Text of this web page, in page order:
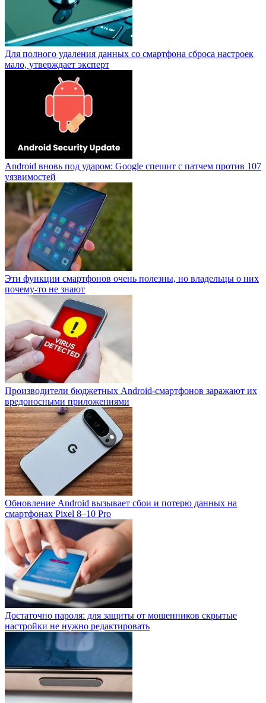
Для полного удаления данных со смартфона сброса настроек
мало, утверждает эксперт
Android вновь под ударом: Google спешит с патчем против 107
уязвимостей
Эти функции смартфонов очень полезны, но владельцы о них
почему-то не знают
Производители бюджетных Android-смартфонов заражают их
вредоносными приложениями
Обновление Android вызывает сбои и потерю данных на
смартфонах Pixel 8–10 Pro
Достаточно пароля: для защиты от мошенников скрытые
настройки не нужно редактировать